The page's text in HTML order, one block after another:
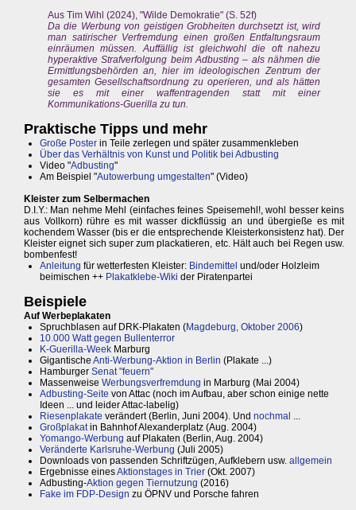
Aus Tim Wihl (2024), "Wilde Demokratie" (S. 52f)
Da die Werbung von geistigen Grobheiten durchsetzt ist, wird
man satirischer Verfremdung einen großen Entfaltungsraum
einräumen müssen. Auffällig ist gleichwohl die oft nahezu
hyperaktive Strafverfolgung beim Adbusting – als nähmen die
Ermittlungsbehörden an, hier im ideologischen Zentrum der
gesamten Gesellschaftsordnung zu operieren, und als hätten
sie es mit einer waffentragenden statt mit einer
Kommunikations-Guerilla zu tun.
Praktische Tipps und mehr
Große Poster in Teile zerlegen und später zusammenkleben
Über das Verhältnis von Kunst und Politik bei Adbusting
Video "Adbusting"
Am Beispiel "Autowerbung umgestalten" (Video)
Kleister zum Selbermachen
D.I.Y.: Man nehme Mehl (einfaches feines Speisemehl!, wohl besser keins
aus Vollkorn) rühre es mit wasser dickflüssig an und übergieße es mit
kochendem Wasser (bis er die entsprechende Kleisterkonsistenz hat). Der
Kleister eignet sich super zum plackatieren, etc. Hält auch bei Regen usw.
bombenfest!
Anleitung für wetterfesten Kleister: Bindemittel und/oder Holzleim
beimischen ++ Plakatklebe-Wiki der Piratenpartei
Beispiele
Auf Werbeplakaten
Spruchblasen auf DRK-Plakaten (Magdeburg, Oktober 2006)
10.000 Watt gegen Bullenterror
K-Guerilla-Week Marburg
Gigantische Anti-Werbung-Aktion in Berlin (Plakate ...)
Hamburger Senat "feuern"
Massenweise Werbungsverfremdung in Marburg (Mai 2004)
Adbusting-Seite von Attac (noch im Aufbau, aber schon einige nette
Ideen ... und leider Attac-labelig)
Riesenplakate verändert (Berlin, Juni 2004). Und nochmal ...
Großplakatin Bahnhof Alexanderplatz (Aug. 2004)
Yomango-Werbung auf Plakaten (Berlin, Aug. 2004)
Veränderte Karlsruhe-Werbung (Juli 2005)
Downloads von passenden Schriftzügen, Aufklebern usw. allgemein
Ergebnisse einesAktionstages in Trier (Okt. 2007)
Adbusting-Aktion gegen Tiernutzung (2016)
Fake im FDP-Design zu ÖPNV und Porsche fahren